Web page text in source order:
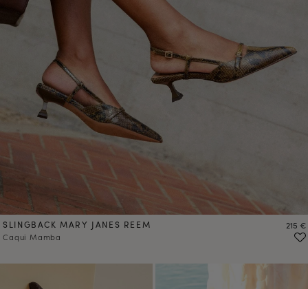
COMPRAR EN PREVENTA
SLINGBACK MARY JANES REEM
Caqui Mamba
Precio
215 €